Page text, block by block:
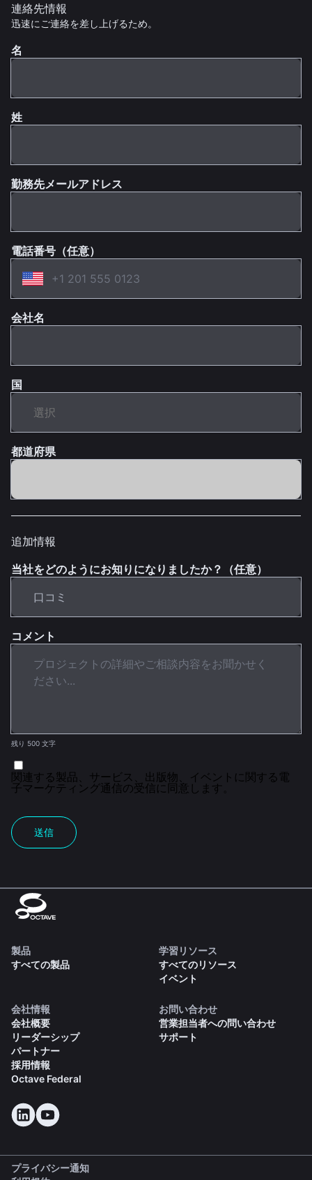
連絡先情報
迅速にご連絡を差し上げるため。
名
姓
勤務先メールアドレス
電話番号（任意）
会社名
国
都道府県
追加情報
当社をどのようにお知りになりましたか？（任意）
コメント
残り 500 文字
関連する製品、サービス、出版物、イベントに関する電
子マーケティング通信の受信に同意します。
送信
製品
すべての製品
学習リソース
すべてのリソース
イベント
会社情報
会社概要
リーダーシップ
パートナー
採用情報
Octave Federal
お問い合わせ
営業担当者への問い合わせ
サポート
プライバシー通知